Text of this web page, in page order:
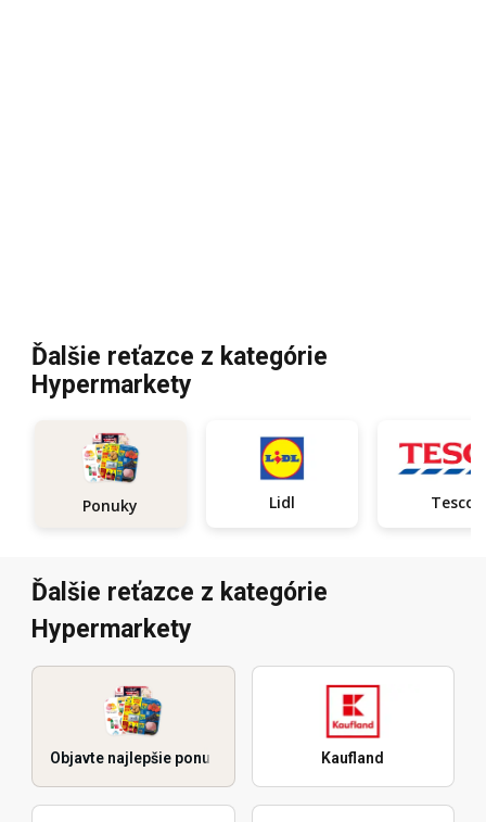
Ďalšie reťazce z kategórie
Hypermarkety
Ponuky Lidl Tesco
Ďalšie reťazce z kategórie
Hypermarkety
Objavte najlepšie ponuky Kaufland